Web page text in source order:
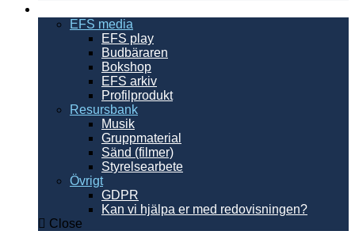
EFS media
EFS play
Budbäraren
Bokshop
EFS arkiv
Profilprodukt
Resursbank
Musik
Gruppmaterial
Sänd (filmer)
Styrelsearbete
Övrigt
GDPR
Kan vi hjälpa er med redovisningen?
Close